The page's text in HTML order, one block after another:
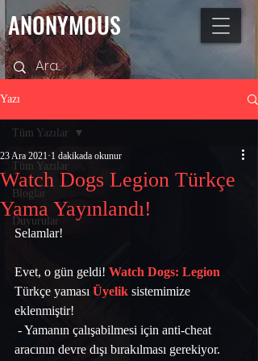
ANONYMOUS
Yazı
Tüm Yazılar
Bloglar
Duyurular
Tüm Yazılar
Watch Dogs Legion Türkçe
Yama Yayınlandı!
23 Ara 2021 1 dakikada okunur
Selamlar!
Evet, o gün geldi! Watch Dogs: Legion
Türkçe yaması Üyelik sistemimize
eklenmiştir!
aracının devre dışı bırakılması gerekiyor.